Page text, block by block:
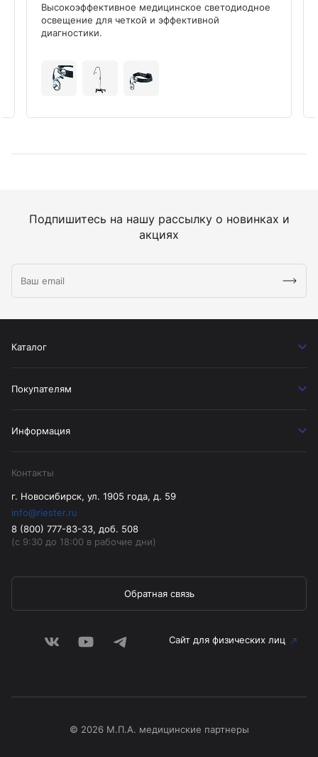
Высокоэффективное медицинское светодиодное
освещение для четкой и эффективной
диагностики.
Подпишитесь на нашу рассылку о новинках и
акциях
Каталог
Покупателям
Информация
Контакты
г. Новосибирск, ул. 1905 года, д. 59
info@riester.ru
8 (800) 777-83-33, доб. 508
(с 9:30 до 18:00 в рабочие дни)
Обратная связь
Сайт для физических лиц
© 2026 М.П.А. медицинские партнеры